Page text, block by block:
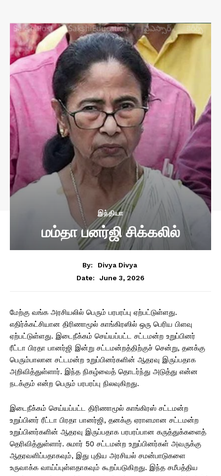
இந்தியா
மம்தா பனர்ஜி சிக்கலில்
By:
Divya Divya
Date:
June 3, 2026
மேற்கு வங்க அரசியலில் பெரும் பரபரப்பு ஏற்பட்டுள்ளது.
எதிர்க்கட்சியான திரிணாமூல் காங்கிரஸில் ஒரு பெரிய பிளவு
ஏற்பட்டுள்ளது. இடைநீக்கம் செய்யப்பட்ட சட்டமன்ற உறுப்பினர்
ரீட்டா பிரதா பானர்ஜி இன்று சட்டமன்றத்திற்குச் சென்று, தனக்கு
பெரும்பாலான சட்டமன்ற உறுப்பினர்களின் ஆதரவு இருப்பதாக
அறிவித்துள்ளார். இந்த நிகழ்வைத் தொடர்ந்து அடுத்து என்ன
நடக்கும் என்ற பெரும் பரபரப்பு நிலவுகிறது.
இடைநீக்கம் செய்யப்பட்ட திரிணாமூல் காங்கிரஸ் சட்டமன்ற
உறுப்பினர் ரீட்டா பிரதா பானர்ஜி, தனக்கு ஏராளமான சட்டமன்ற
உறுப்பினர்களின் ஆதரவு இருப்பதாக பரபரப்பான கருத்துக்களைத்
தெரிவித்துள்ளார். சுமார் 50 சட்டமன்ற உறுப்பினர்கள் அவருக்கு
ஆதரவளிப்பதாகவும், இது புதிய அரசியல் சமன்பாடுகளை
உருவாக்க வாய்ப்புள்ளதாகவும் கூறப்படுகிறது. இந்த சமீபத்திய